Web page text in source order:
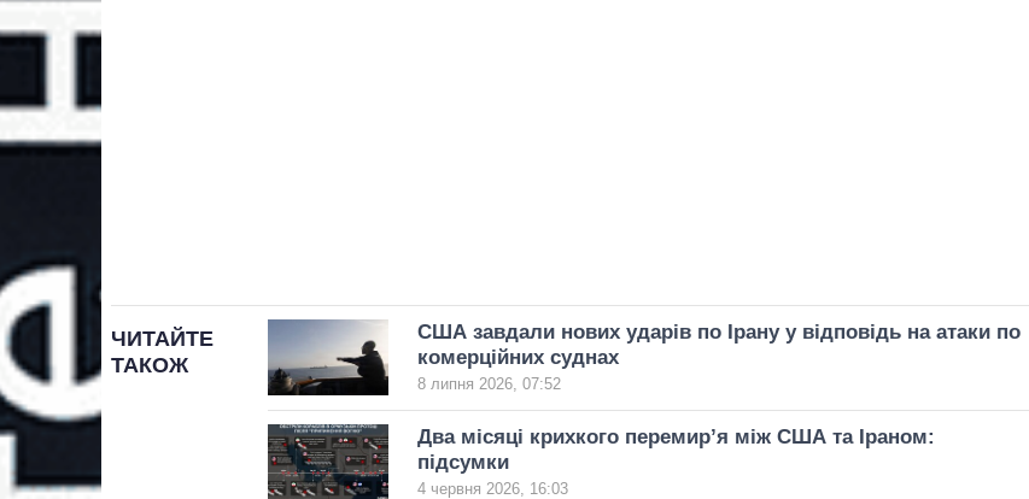
ЧИТАЙТЕ
ТАКОЖ
США завдали нових ударів по Ірану у відповідь на атаки по
комерційних суднах
8 липня 2026, 07:52
Два місяці крихкого перемир’я між США та Іраном:
підсумки
4 червня 2026, 16:03